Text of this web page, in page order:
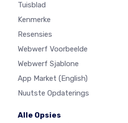
Tuisblad
Kenmerke
Resensies
Webwerf Voorbeelde
Webwerf Sjablone
App Market (English)
Nuutste Opdaterings
Alle Opsies